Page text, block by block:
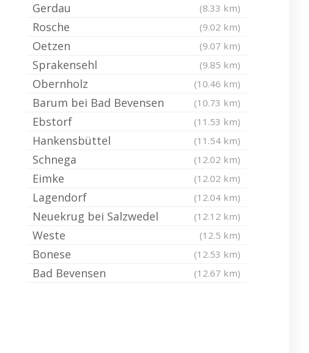
Gerdau (8.33 km)
Rosche (9.02 km)
Oetzen (9.07 km)
Sprakensehl (9.85 km)
Obernholz (10.46 km)
Barum bei Bad Bevensen (10.73 km)
Ebstorf (11.53 km)
Hankensbüttel (11.54 km)
Schnega (12.02 km)
Eimke (12.02 km)
Lagendorf (12.04 km)
Neuekrug bei Salzwedel (12.12 km)
Weste (12.5 km)
Bonese (12.53 km)
Bad Bevensen (12.67 km)